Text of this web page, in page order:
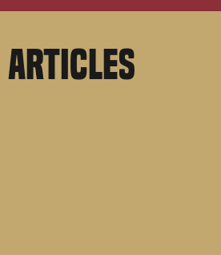
articles